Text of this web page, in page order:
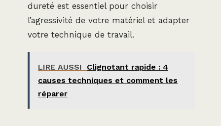
dureté est essentiel pour choisir
l’agressivité de votre matériel et adapter
votre technique de travail.
LIRE AUSSI
Clignotant rapide : 4
causes techniques et comment les
réparer